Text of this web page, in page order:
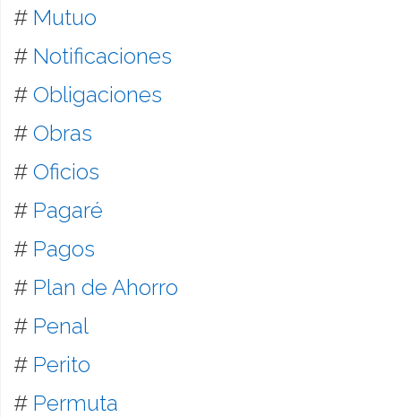
# Mutuo
# Notificaciones
# Obligaciones
# Obras
# Oficios
# Pagaré
# Pagos
# Plan de Ahorro
# Penal
# Perito
# Permuta